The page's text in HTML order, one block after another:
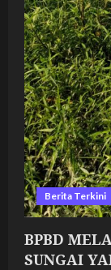
Berita Terkini
BPBD
SUNGAI